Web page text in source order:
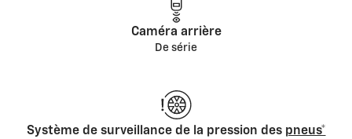
Caméra arrière
De série
Système de surveillance de la pression des pneus*